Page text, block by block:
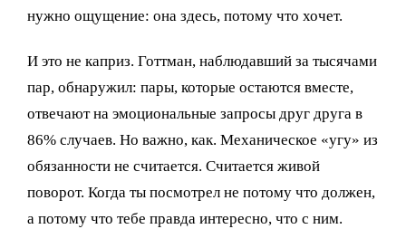
нужно ощущение: она здесь, потому что хочет.
И это не каприз. Готтман, наблюдавший за тысячами
пар, обнаружил: пары, которые остаются вместе,
отвечают на эмоциональные запросы друг друга в
86% случаев. Но важно, как. Механическое «угу» из
обязанности не считается. Считается живой
поворот. Когда ты посмотрел не потому что должен,
а потому что тебе правда интересно, что с ним.